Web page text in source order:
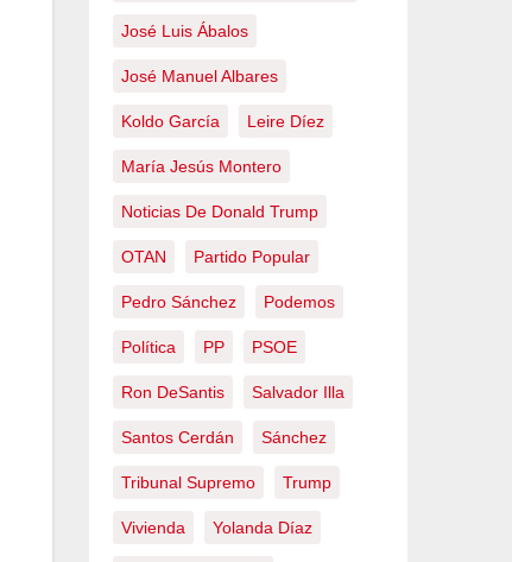
José Luis Ábalos
José Manuel Albares
Koldo García Leire Díez
María Jesús Montero
Noticias De Donald Trump
OTAN Partido Popular
Pedro Sánchez Podemos
Política PP PSOE
Ron DeSantis Salvador Illa
Santos Cerdán Sánchez
Tribunal Supremo Trump
Vivienda Yolanda Díaz